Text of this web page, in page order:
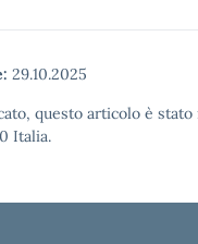
29.10.2025
questo articolo è
Italia.